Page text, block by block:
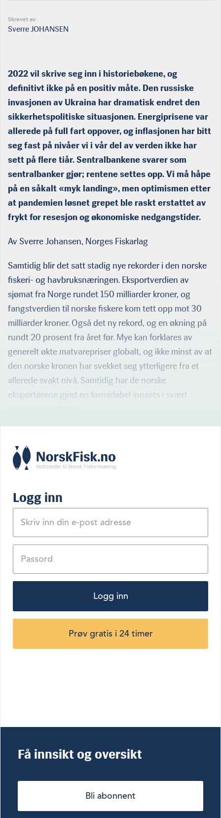
Skrevet av:
Sverre JOHANSEN
2022 vil skrive seg inn i historiebøkene, og
definitivt ikke på en positiv måte. Den russiske
invasjonen av Ukraina har dramatisk endret den
sikkerhetspolitiske situasjonen. Energiprisene var
allerede på full fart oppover, og inflasjonen har bitt
seg fast på nivåer vi i vår del av verden ikke har
sett på flere tiår. Sentralbankene svarer som
sentralbanker gjør; rentene settes opp. Vi må håpe
på en såkalt «myk landing», men optimismen etter
at pandemien løsnet grepet ble raskt erstattet av
frykt for resesjon og økonomiske nedgangstider.
Av Sverre Johansen, Norges Fiskarlag
Samtidig blir det satt stadig nye rekorder i den norske
fiskeri- og havbruksnæringen. Eksportverdien av
sjømat fra Norge rundet 150 milliarder kroner, og
fangstverdien til norske fiskere kom tett opp mot 30
milliarder kroner. Også det ny rekord, og en økning på
rundt 20 prosent fra året før. Mye kan forklares av
generelt økte matvarepriser globalt, og ikke minst av at
den norske kronen har svekket seg ytterligere fra et
allerede svakt nivå. Samtidig har de norske
eksportørene gjort en formidabel innsats i svært
Logg inn
Logg inn
Prøv gratis i 24 timer
Få innsikt og oversikt
Bli abonnent